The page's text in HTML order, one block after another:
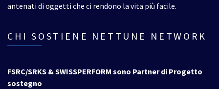
antenati di oggetti che ci rendono la vita più facile.
CHI SOSTIENE NETTUNE NETWORK
FSRC/SRKS & SWISSPERFORM sono Partner di Progetto
sostegno